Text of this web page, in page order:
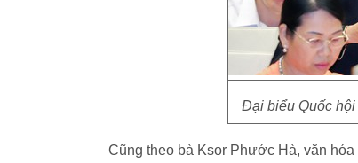
Đại biểu Quốc hội
Cũng theo bà Ksor Phước Hà, văn